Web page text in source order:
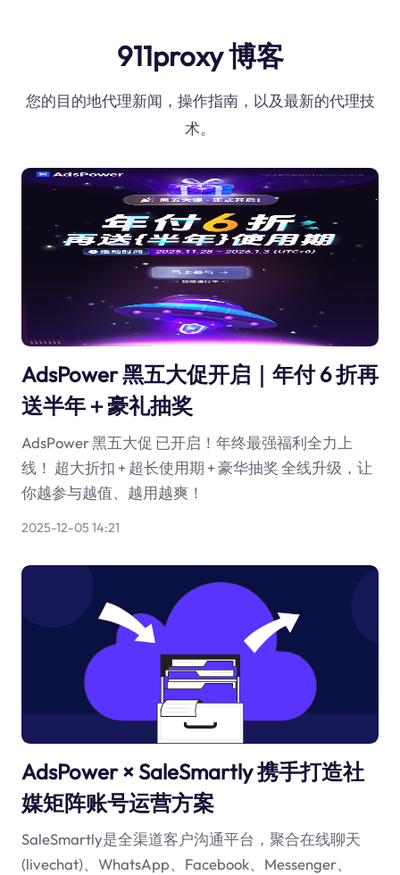
911proxy 博客
您的目的地代理新闻，操作指南，以及最新的代理技
术。
AdsPower 黑五大促开启｜年付 6 折再
送半年＋豪礼抽奖
AdsPower 黑五大促 已开启！年终最强福利全力上
线！ 超大折扣 + 超长使用期 + 豪华抽奖 全线升级，让
你越参与越值、越用越爽！
2025-12-05 14:21
AdsPower × SaleSmartly 携手打造社
媒矩阵账号运营方案
SaleSmartly是全渠道客户沟通平台，聚合在线聊天
(livechat)、WhatsApp、Facebook、Messenger、